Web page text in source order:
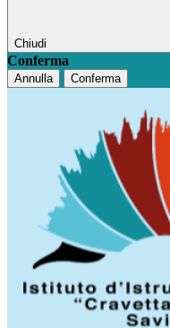
Chiudi
Conferma
Annulla Conferma